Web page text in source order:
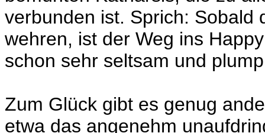
verbunden ist. Sprich: Sobald
wehren, ist der Weg ins
schon sehr seltsam und
Zum Glück gibt es genug
etwa das angenehm